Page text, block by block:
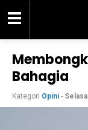
Bahagia
Kategori Opini -